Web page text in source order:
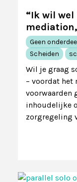
“Ik wil
Geen
Scheiden
Wil je graag
– voordat het
voorwaarden
inhoudelijke
zorgregeling